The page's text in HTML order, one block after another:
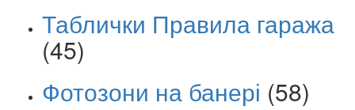
Таблички Правила гаража
(45)
Фотозони на банері (58)